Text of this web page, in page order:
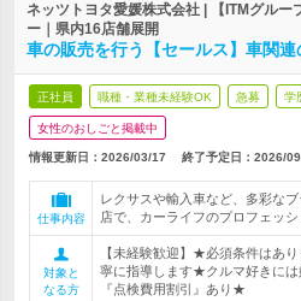
ネッツトヨタ愛媛株式会社 | 【ITMグルー
ー｜県内16店舗展開
車の販売を行う【セールス】車関連
正社員 職種・業種未経験OK 急募 学
女性のおしごと掲載中
情報更新日：2026/03/17 終了予定日： 2026/
仕事内容
レクサスや輸入車など、多彩な
店で、カーライフのプロフェッシ
対象と
なる方
【未経験歓迎】★必須条件はあ
寧に指導します★クルマ好きには
『点検費用割引』あり★